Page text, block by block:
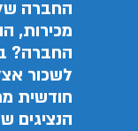
החברה
מכירות,
החברה?
לשכור
חודשית
הנציגים